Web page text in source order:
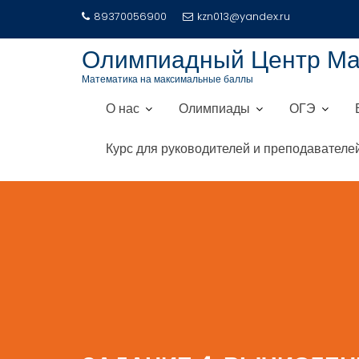
89370056900 kzn013@yandex.ru
Олимпиадный Центр
Математика на максимальные баллы
О нас Олимпиады ОГЭ
Курс для руководителей и